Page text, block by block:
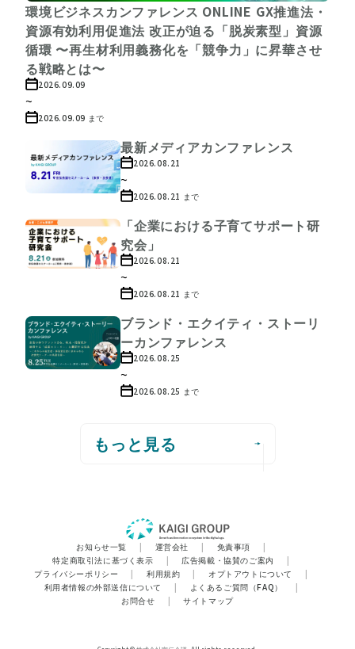
環境ビジネスカンファレンス ONLINE GX推進法・
資源有効利用促進法 改正が迫る「脱炭素型」資源
循環 〜再生材利用義務化を「競争力」に昇華させ
る戦略とは〜
2026.09.09
~
2026.09.09 まで
最新メディアカンファレンス
2026.08.21
~
2026.08.21 まで
「企業における子育てサポート研
究会」
2026.08.21
~
2026.08.21 まで
ブランド・エクイティ・ストーリ
ーカンファレンス
2026.08.25
~
2026.08.25 まで
もっと見る
お知らせ一覧 | 運営会社 | 免責事項
|
特定商取引法に基づく表示
| 広告掲載・協賛のご案内
|
プライバシーポリシー
| 利用規約 | オプトアウトについて
|
利用者情報の外部送信について
| よくあるご質問（FAQ）
|
お問合せ
| サイトマップ